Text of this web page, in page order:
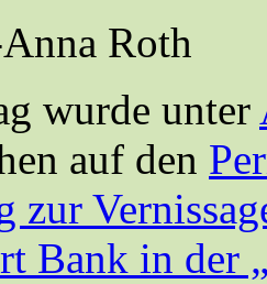
Roth
wurde unter
auf den
zur
Bank in der